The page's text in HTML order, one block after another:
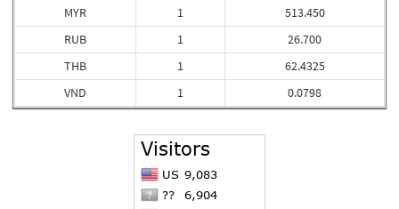
MYR
RUB
THB
VND
1
1
1
1
513.450
26.700
62.4325
0.0798